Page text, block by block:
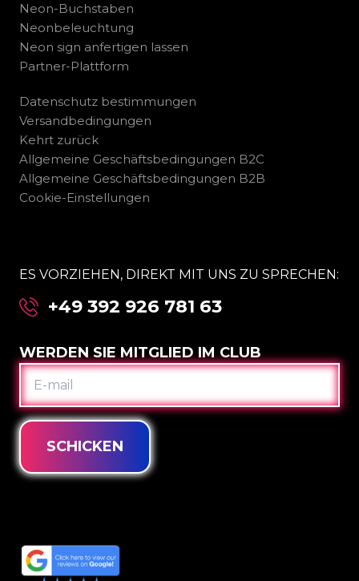
Neon-Buchstaben
Neonbeleuchtung
Neon sign anfertigen lassen
Partner-Plattform
Datenschutz bestimmungen
Versandbedingungen
Kehrt zurück
Allgemeine Geschäftsbedingungen B2C
Allgemeine Geschäftsbedingungen B2B
Cookie-Einstellungen
ES VORZIEHEN, DIREKT MIT UNS ZU SPRECHEN:
+49 392 926 781 63
WERDEN SIE MITGLIED IM CLUB
E-
MAIL
SCHICKEN